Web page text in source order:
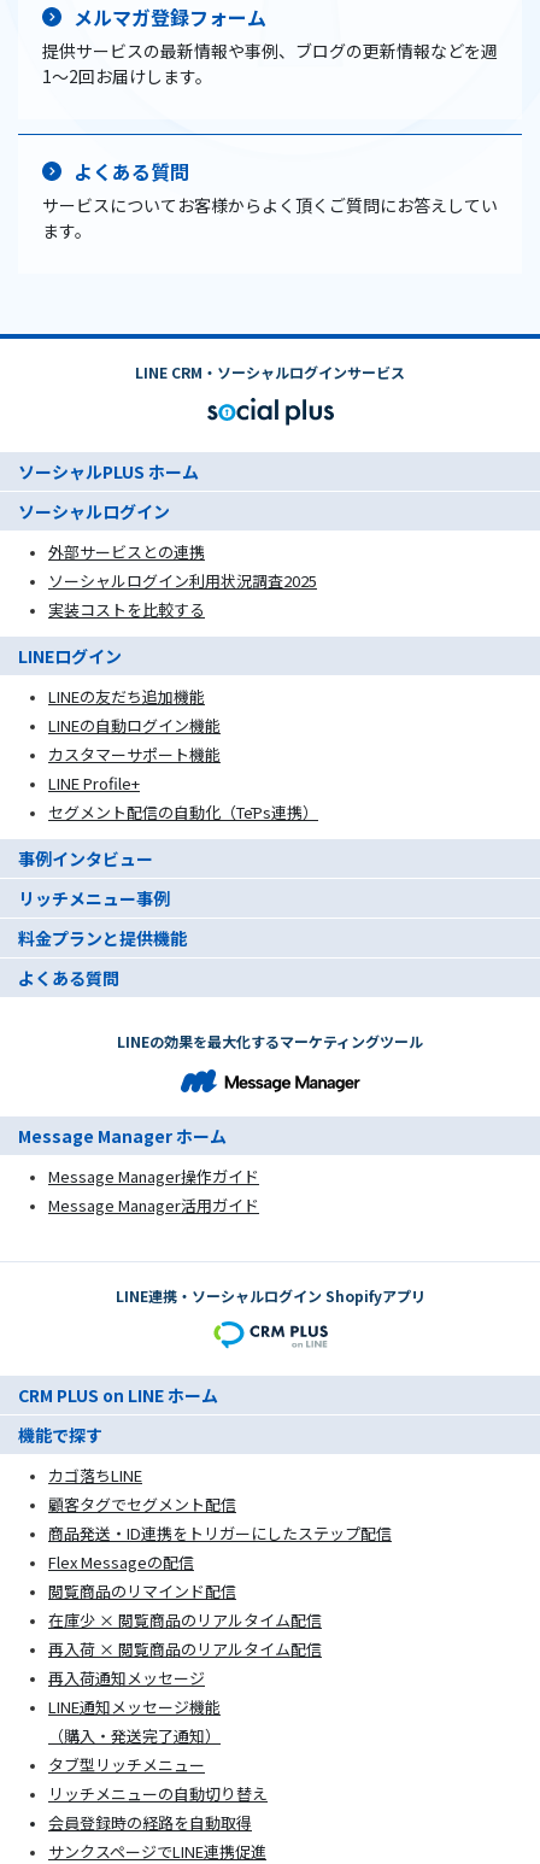
メルマガ登録フォーム
提供サービスの最新情報や事例、ブログの更新情報などを週
1〜2回お届けします。
よくある質問
サービスについてお客様からよく頂くご質問にお答えしてい
ます。
LINE CRM・ソーシャルログインサービス
ソーシャルPLUS ホーム
ソーシャルログイン
外部サービスとの連携
ソーシャルログイン利用状況調査2025
実装コストを比較する
LINEログイン
LINEの友だち追加機能
LINEの自動ログイン機能
カスタマーサポート機能
LINE Profile+
セグメント配信の自動化（TēPs連携）
事例インタビュー
リッチメニュー事例
料金プランと提供機能
よくある質問
LINEの効果を最大化するマーケティングツール
Message Manager ホーム
Message Manager操作ガイド
Message Manager活用ガイド
LINE連携・ソーシャルログイン Shopifyアプリ
CRM PLUS on LINE ホーム
機能で探す
カゴ落ちLINE
顧客タグでセグメント配信
商品発送・ID連携をトリガーにしたステップ配信
Flex Messageの配信
閲覧商品のリマインド配信
在庫少 × 閲覧商品のリアルタイム配信
再入荷 × 閲覧商品のリアルタイム配信
再入荷通知メッセージ
LINE通知メッセージ機能
（購入・発送完了通知）
タブ型リッチメニュー
リッチメニューの自動切り替え
会員登録時の経路を自動取得
サンクスページでLINE連携促進